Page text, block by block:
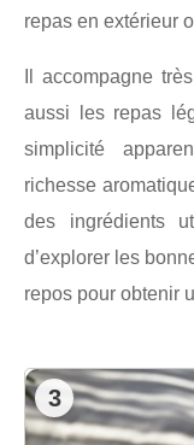
repas en extérieur
Il accompagne
aussi les repas
simplicité
richesse
des ingrédients
d’explorer les
repos pour obtenir
3